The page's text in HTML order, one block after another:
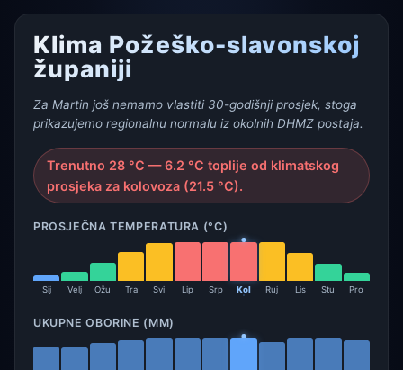
Klima Požeško-slavonskoj
županiji
Za Martin još nemamo vlastiti 30-godišnji prosjek, stoga
prikazujemo regionalnu normalu iz okolnih DHMZ postaja.
Trenutno 28 °C — 6.2 °C toplije od klimatskog
prosjeka za kolovoza (21.5 °C).
PROSJEČNA TEMPERATURA (°C)
Sij Velj Ožu Tra Svi Lip Srp Kol Ruj Lis Stu Pro
UKUPNE OBORINE (MM)